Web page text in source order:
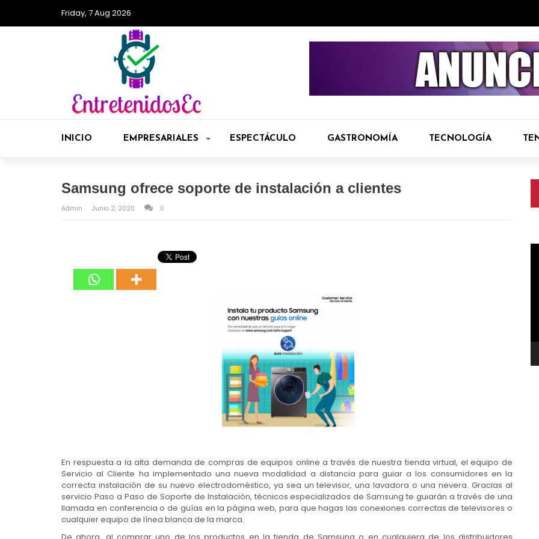
Friday, 7 Aug 2026
INICIO EMPRESARIALES ESPECTÁCULO GASTRONOMÍA TECNOLOGÍA
Samsung ofrece soporte de instalación a clientes
Admin Junio 2, 2020 0
En respuesta a la alta demanda de compras de equipos online a través de nuestra tienda virtual, el equipo de
Servicio al Cliente ha implementado una nueva modalidad a distancia para guiar a los consumidores en la
correcta instalación de su nuevo electrodoméstico, ya sea un televisor, una lavadora o una nevera. Gracias al
servicio Paso a Paso de Soporte de Instalación, técnicos especializados de Samsung te guiarán a través de una
llamada en conferencia o de guías en la página web, para que hagas las conexiones correctas de televisores o
cualquier equipo de línea blanca de la marca.